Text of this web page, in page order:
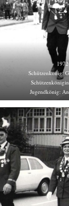
1972
Schützenkönig:
Jugendkönig: